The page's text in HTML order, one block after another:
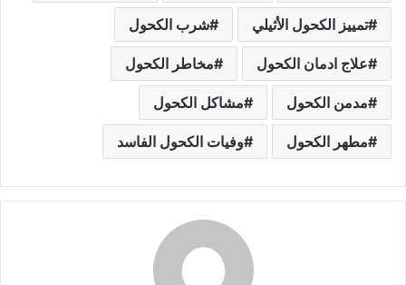
تمييز الكحول الأثيلي شرب الكحول
علاج ادمان الكحول مخاطر الكحول
مدمن الكحول مشاكل الكحول
مطهر الكحول وفيات الكحول الفاسد